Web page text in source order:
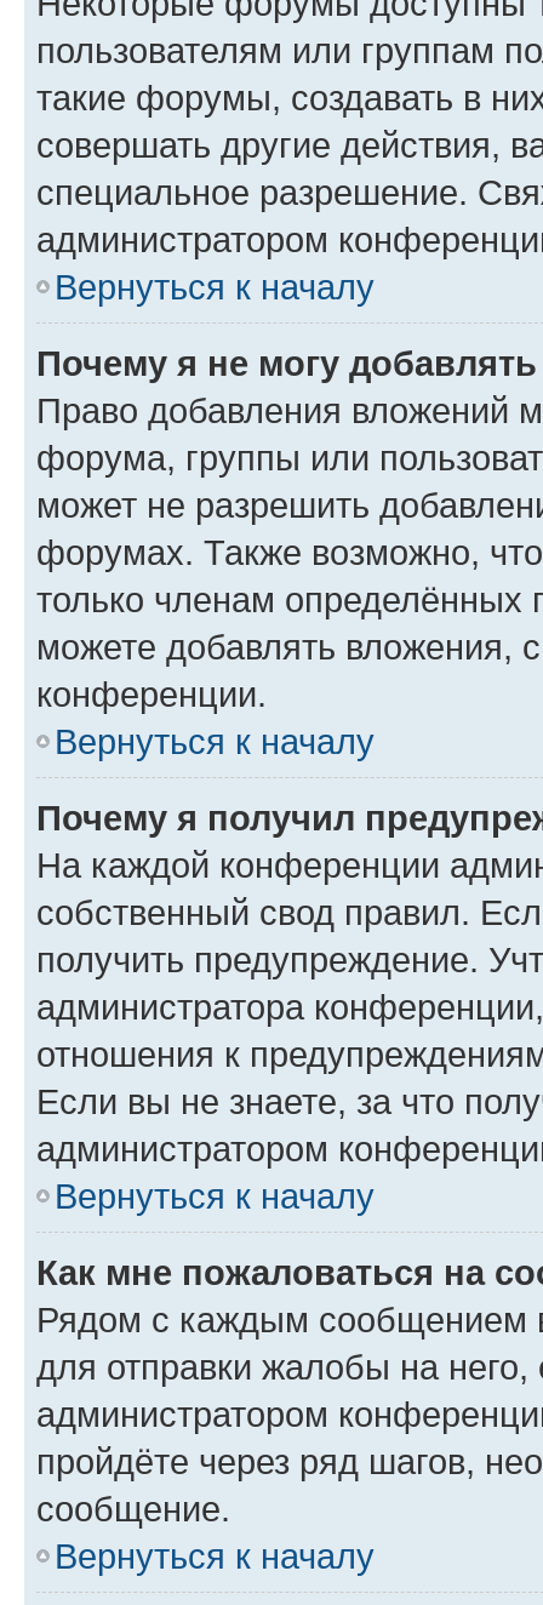
пользователям или группам
такие форумы, создавать в
совершать другие действия,
специальное разрешение.
администратором
Вернуться к началу
Почему я не могу
Право добавления вложений
форума, группы или
может не разрешить
форумах. Также возможно,
только членам определённых
можете добавлять вложения,
конференции.
Вернуться к началу
Почему я получил
На каждой конференции
собственный свод правил.
получить предупреждение.
администратора
отношения к
Если вы не знаете, за что
администратором
Вернуться к началу
Как мне пожаловаться на
Рядом с каждым сообщением
для отправки жалобы на
администратором
пройдёте через ряд шагов,
сообщение.
Вернуться к началу